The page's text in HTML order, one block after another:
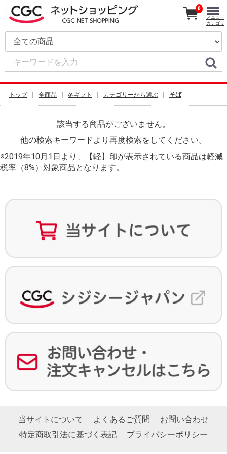
0
メニュー
カテゴリ
トップ 全商品 冬ギフト カテゴリーから選ぶ そば
該当する商品がございません。
他の検索キーワードより再度検索をしてください。
※2019年10月1日より、【軽】印が表示されている商品は軽減
税率（8%）対象商品となります。
当サイトについて よくあるご質問
お問い合わせ
特定商取引法に基づく表記
プライバシーポリシー